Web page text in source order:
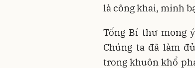
là công khai, minh
Tổng Bí thư mong
Chúng ta đã làm
trong khuôn khổ